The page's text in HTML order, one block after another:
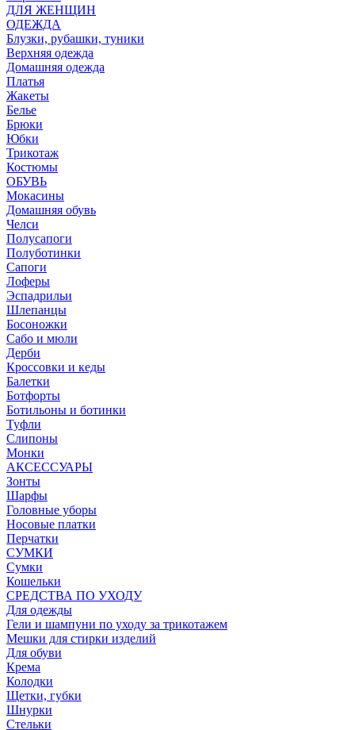
ДЛЯ ЖЕНЩИН
ОДЕЖДА
Блузки, рубашки, туники
Верхняя одежда
Домашняя одежда
Платья
Жакеты
Белье
Брюки
Юбки
Трикотаж
Костюмы
ОБУВЬ
Мокасины
Домашняя обувь
Челси
Полусапоги
Полуботинки
Сапоги
Лоферы
Эспадрильи
Шлепанцы
Босоножки
Сабо и мюли
Дерби
Кроссовки и кеды
Балетки
Ботфорты
Ботильоны и ботинки
Туфли
Слипоны
Монки
АКСЕССУАРЫ
Зонты
Шарфы
Головные уборы
Носовые платки
Перчатки
СУМКИ
Сумки
Кошельки
CРЕДСТВА ПО УХОДУ
Для одежды
Гели и шампуни по уходу за трикотажем
Мешки для стирки изделий
Для обуви
Крема
Колодки
Щетки, губки
Шнурки
Стельки